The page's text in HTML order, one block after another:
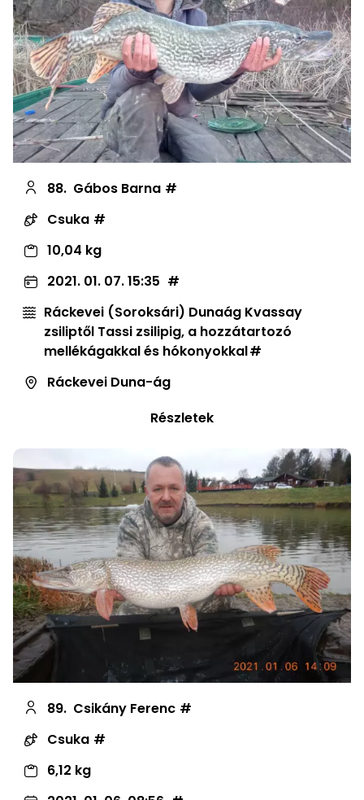
88. Gábos Barna
Csuka
10,04 kg
2021. 01. 07. 15:35
Ráckevei (Soroksári) Dunaág Kvassay
zsiliptől Tassi zsilipig, a hozzátartozó
mellékágakkal és hókonyokkal
Ráckevei Duna-ág
Részletek
89. Csikány Ferenc
Csuka
6,12 kg